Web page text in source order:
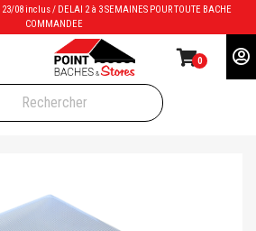
08 inclus / DELAI 2 à 3 SEMAINES POUR TOUTE BACHE
COMMANDEE
0